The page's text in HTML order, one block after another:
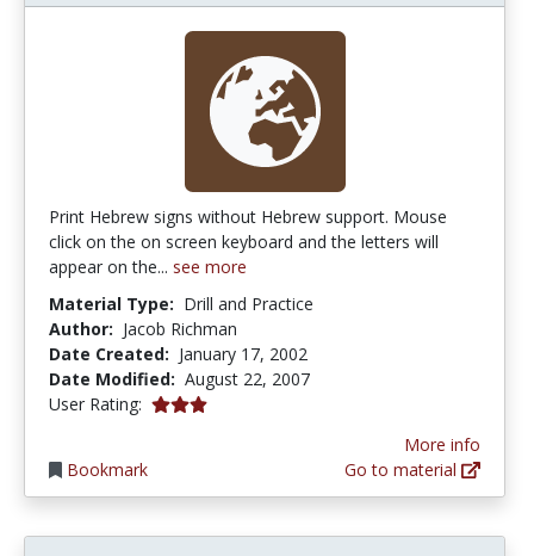
Print Hebrew signs without Hebrew support. Mouse
click on the on screen keyboard and the letters will
appear on the... see more
Material Type: Drill and Practice
Author: Jacob Richman
Date Created: January 17, 2002
Date Modified: August 22, 2007
User Rating: 3.0 stars
Bookmark
More info
Go to material